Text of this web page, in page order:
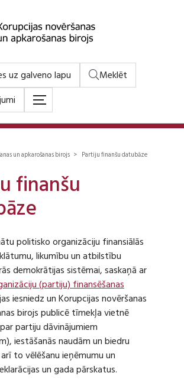
uz galveno lapu
Meklēt
un apkarošanas birojs > Partiju finanšu datubāze
finanšu
politisko organizāciju finansiālās
likumību un atbilstību
demokrātijas sistēmai, saskaņā ar
(partiju) finansēšanas
iesniedz un Korupcijas novēršanas
birojs publicē tīmekļa vietnē
partiju dāvinājumiem
iestāšanās naudām un biedru
to vēlēšanu ieņēmumu un
un gada pārskatus.